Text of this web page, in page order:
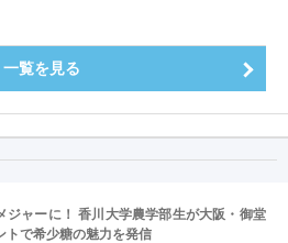
一覧を見る
ジャーに！ 香川大学農学部生が大阪・御堂
トで希少糖の魅力を発信